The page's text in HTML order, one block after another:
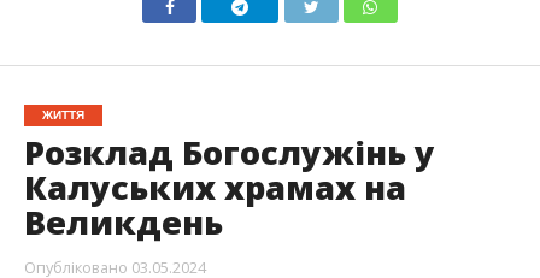
ЖИТТЯ
Розклад Богослужінь у
Калуських храмах на
Великдень
Опубліковано 03.05.2024